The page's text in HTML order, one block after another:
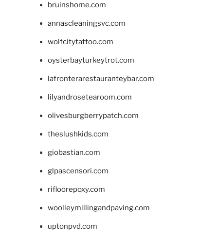
bruinshome.com
annascleaningsvc.com
wolfcitytattoo.com
oysterbayturkeytrot.com
lafronterarestauranteybar.com
lilyandrosetearoom.com
olivesburgberrypatch.com
theslushkids.com
giobastian.com
glpascensori.com
rifloorepoxy.com
woolleymillingandpaving.com
uptonpvd.com